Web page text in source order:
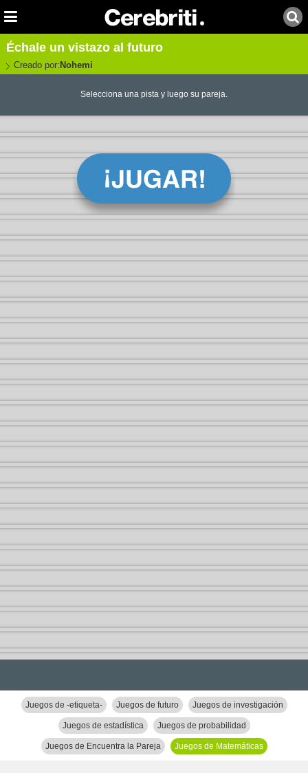
Échale un vistazo al futuro
Creado por: Nohemi
Selecciona una pista y luego su pareja.
Juegos de -etiqueta- Juegos de futuro Juegos de investigación
Juegos de estadística Juegos de probabilidad
Juegos de Encuentra la Pareja Juegos de Matemáticas